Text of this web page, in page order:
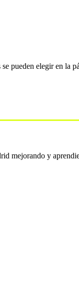
pueden elegir en la
mejorando y